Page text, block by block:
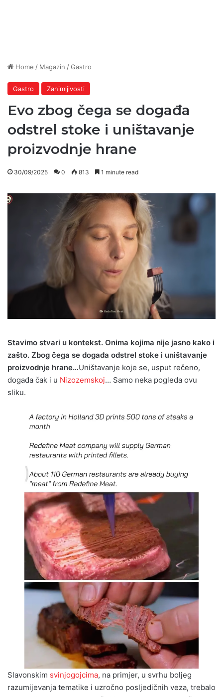
Home / Magazin /Gastro
Gastro Zanimljivosti
Evo zbog čega se događa
odstrel stoke i uništavanje
proizvodnje hrane
30/09/2025 0 813 1 minute read
Stavimo stvari u kontekst. Onima kojima nije jasno kako i
zašto. Zbog čega se događa odstrel stoke i uništavanje
proizvodnje hrane…Uništavanje koje se, usput rečeno,
događa čak i u Nizozemskoj… Samo neka pogleda ovu
sliku.
Slavonskim svinjogojcima, na primjer, u svrhu boljeg
razumijevanja tematike i uzročno posljedičnih veza, trebalo